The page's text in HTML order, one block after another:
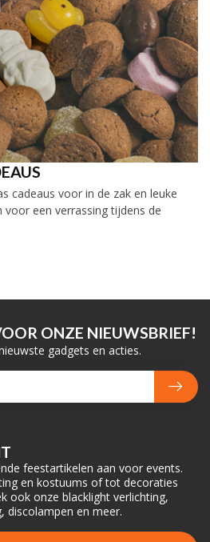
cadeaus voor in de zak en leuke
voor een verrassing tijdens de
feestartikelen aan voor events.
en kostuums of tot decoraties
ook onze blacklight verlichting,
discolampen en meer.
ONZE NIEUWSBRIEF!
gadgets en acties.